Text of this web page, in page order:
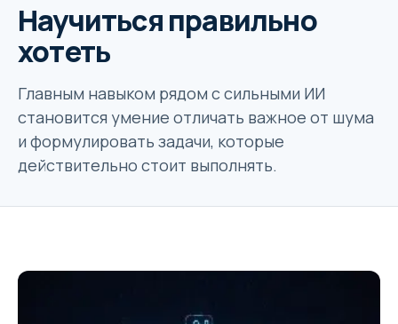
Научиться правильно
хотеть
Главным навыком рядом с сильными ИИ
становится умение отличать важное от шума
и формулировать задачи, которые
действительно стоит выполнять.